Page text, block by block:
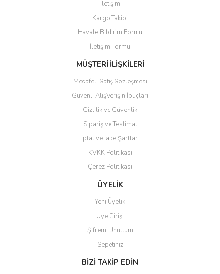
İletişim
Kargo Takibi
Havale Bildirim Formu
İletişim Formu
MÜŞTERİ İLİŞKİLERİ
Mesafeli Satış Sözleşmesi
Güvenli AlışVerişin İpuçları
Gizlilik ve Güvenlik
Sipariş ve Teslimat
İptal ve İade Şartları
KVKK Politikası
Çerez Politikası
ÜYELİK
Yeni Üyelik
Üye Girişi
Şifremi Unuttum
Sepetiniz
BİZİ TAKİP EDİN